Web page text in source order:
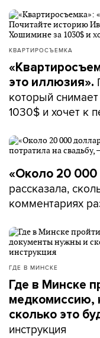
КВАРТИРОСЪЕМКА
это иллюзия».
который
1030$ и хочет к
«Около 20
рассказала,
комментариях
ГДЕ В МИНСКЕ
Где в Минске
медкомиссию,
сколько это
инструкция